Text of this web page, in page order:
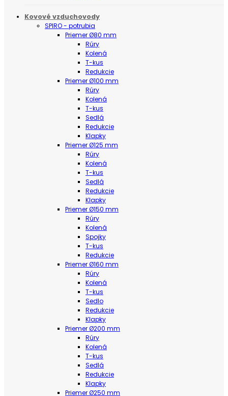
Kovové vzduchovody
SPIRO - potrubia
Priemer Ø80 mm
Rúry
Kolená
T-kus
Redukcie
Priemer Ø100 mm
Rúry
Kolená
T-kus
Sedlá
Redukcie
Klapky
Priemer Ø125 mm
Rúry
Kolená
T-kus
Sedlá
Redukcie
Klapky
Priemer Ø150 mm
Rúry
Kolená
Spojky
T-kus
Redukcie
Priemer Ø160 mm
Rúry
Kolená
T-kus
Sedlo
Redukcie
Klapky
Priemer Ø200 mm
Rúry
Kolená
T-kus
Sedlá
Redukcie
Klapky
Priemer Ø250 mm